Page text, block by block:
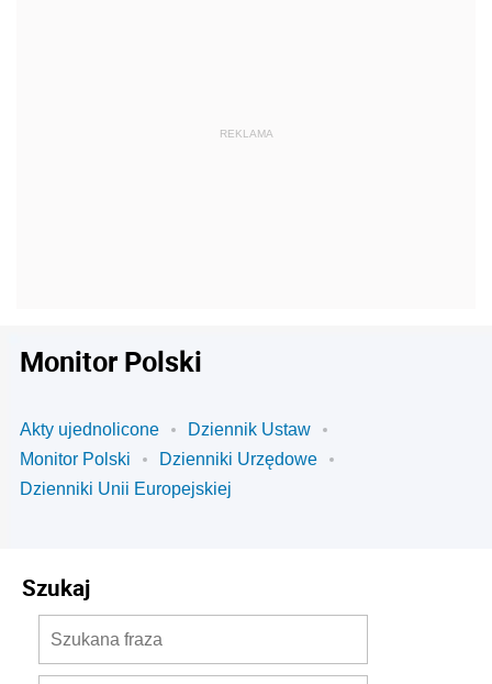
Monitor Polski
Akty ujednolicone
Dziennik Ustaw
Monitor Polski
Dzienniki Urzędowe
Dzienniki Unii Europejskiej
Szukaj